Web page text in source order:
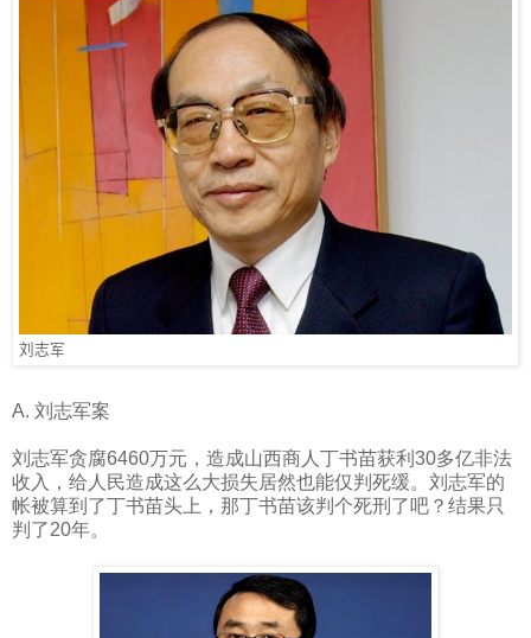
刘志军
A. 刘志军案
刘志军贪腐6460万元，造成山西商人丁书苗获利 30多亿非法
收入，给人民造成这么大损失居然也能仅判死缓。刘志军的
帐被算到了丁书苗头上，那丁书苗该判个死刑了吧？结果只
判了20年。